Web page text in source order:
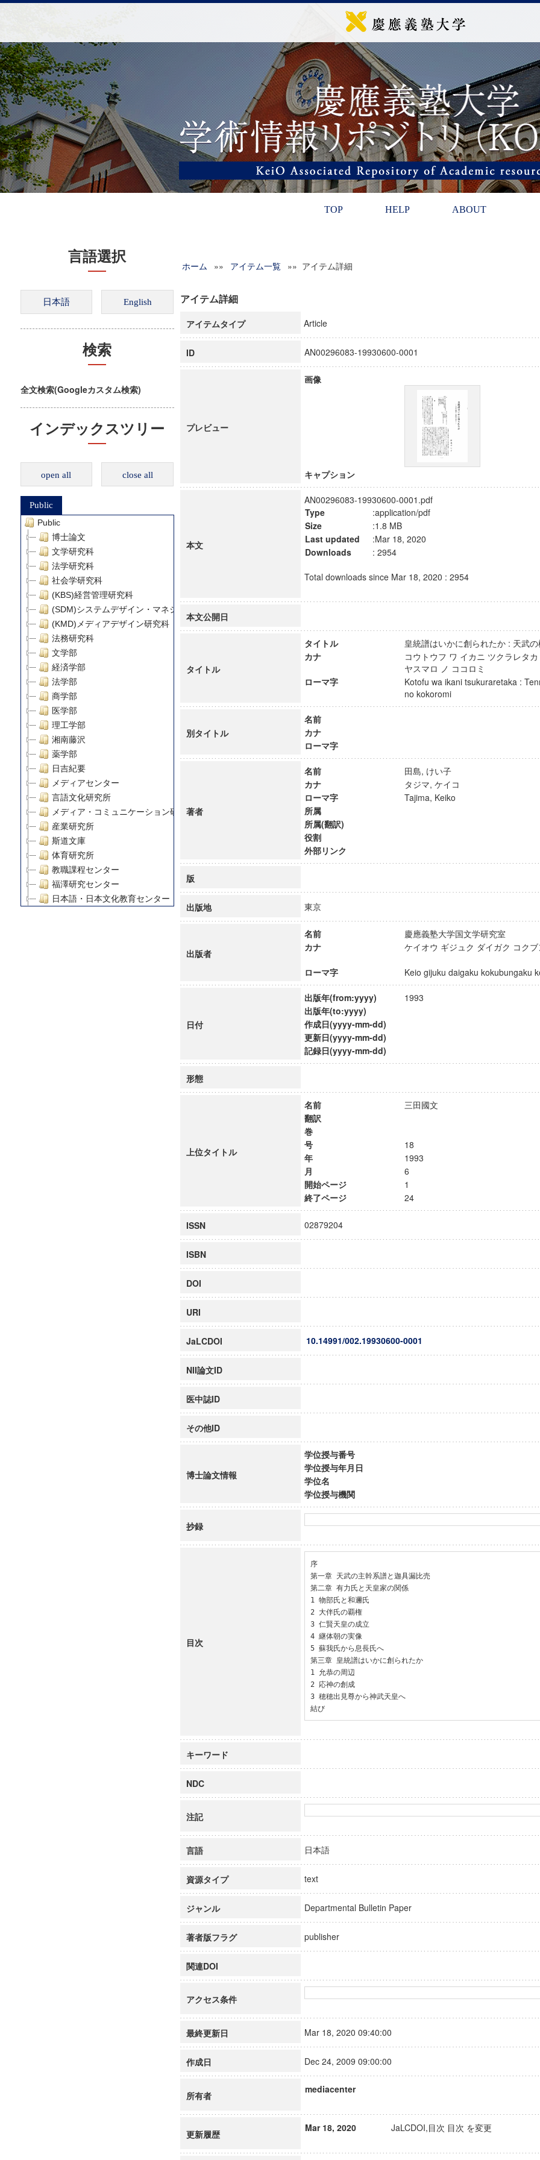
TOP HELP ABOUT
言語選択
検索
全文検索(Googleカスタム検索)
インデックスツリー
open all close all
Public
Public
博士論文
文学研究科
法学研究科
社会学研究科
(KBS)経営管理研究科
(SDM)システムデザイン・マネジメント研究科
(KMD)メディアデザイン研究科
法務研究科
文学部
経済学部
法学部
商学部
医学部
理工学部
湘南藤沢
薬学部
日吉紀要
メディアセンター
言語文化研究所
メディア・コミュニケーション研究所
産業研究所
斯道文庫
体育研究所
教職課程センター
福澤研究センター
日本語・日本文化教育センター
グローバルリサーチインスティテュート
慶應義塾大学グローバルCOEプログラム市民社会ガバナンス教育研究センター
慶應義塾大学グローバルCOEプログラム論理と感性の先端的教育研究拠点
博士課程教育リーディングプログラム「超成熟社会発展のサイエンス」
ホーム »» アイテム一覧 »» アイテム詳細
アイテム詳細
アイテムタイプ Article
ID AN00296083-19930600-0001
プレビュー
画像
キャプション
本文
AN00296083-19930600-0001.pdf
Type
:application/pdf
Size
:1.8 MB
Last updated
:Mar 18, 2020
Downloads
: 2954
Total downloads since Mar 18, 2020 : 2954
本文公開日
タイトル
タイトル
皇統譜はいかに創られたか : 天武
カナ
コウトウフ ワ イカニ ツクラレタ
ヤスマロ ノ ココロミ
ローマ字
Kotofu wa ikani tsukuraretaka :
no kokoromi
別タイトル
名前
カナ
ローマ字
著者
名前
田島, けい子
カナ
タジマ, ケイコ
ローマ字
Tajima, Keiko
所属
所属(翻訳)
役割
外部リンク
版
出版地 東京
出版者
名前
慶應義塾大学国文学研究室
カナ
ケイオウ ギジュク ダイガク コク
ローマ字 Keio gijuku daigaku kokubungaku
日付
出版年(from:yyyy)
1993
出版年(to:yyyy)
作成日(yyyy-mm-dd)
更新日(yyyy-mm-dd)
記録日(yyyy-mm-dd)
形態
上位タイトル
名前
三田國文
翻訳
巻
号
18
年
1993
月
6
開始ページ
1
終了ページ
24
ISSN 02879204
ISBN
DOI
URI
JaLCDOI 10.14991/002.19930600-0001
NII論文ID
医中誌ID
その他ID
博士論文情報
学位授与番号
学位授与年月日
学位名
学位授与機関
抄録
目次
序
第一章 天武の主幹系譜と迦具漏比売
第二章 有力氏と天皇家の関係
1 物部氏と和邇氏
2 大伴氏の覇権
3 仁賢天皇の成立
4 継体朝の実像
5 蘇我氏から息長氏へ
第三章 皇統譜はいかに創られたか
1 允恭の周辺
2 応神の創成
3 穂穂出見尊から神武天皇へ
結び
キーワード
NDC
注記
言語 日本語
資源タイプ text
ジャンル Departmental Bulletin Paper
著者版フラグ publisher
関連DOI
アクセス条件
最終更新日 Mar 18, 2020 09:40:00
作成日 Dec 24, 2009 09:00:00
所有者
mediacenter
更新履歴
Mar 18, 2020 JaLCDOI,目次 目次 を変更